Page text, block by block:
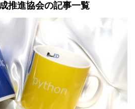
推進協会の記事一覧